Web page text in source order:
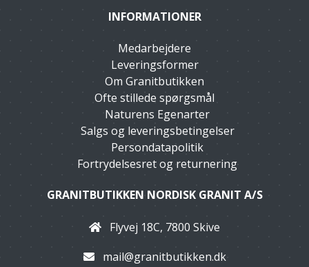
INFORMATIONER
Medarbejdere
Leveringsformer
Om Granitbutikken
Ofte stillede spørgsmål
Naturens Egenarter
Salgs og leveringsbetingelser
Persondatapolitik
Fortrydelsesret og returnering
GRANITBUTIKKEN NORDISK GRANIT A/S
Flyvej 18C, 7800 Skive
mail@granitbutikken.dk